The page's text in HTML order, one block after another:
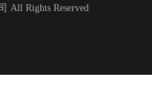
All Rights Reserved